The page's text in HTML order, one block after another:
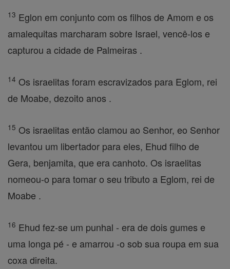
13 Eglon em conjunto com os filhos de Amom e os
amalequitas marcharam sobre Israel, vencê-los e
capturou a cidade de Palmeiras .
14 Os israelitas foram escravizados para Eglom, rei
de Moabe, dezoito anos .
15 Os israelitas então clamou ao Senhor, eo Senhor
levantou um libertador para eles, Ehud filho de
Gera, benjamita, que era canhoto. Os israelitas
nomeou-o para tomar o seu tributo a Eglom, rei de
Moabe .
16 Ehud fez-se um punhal - era de dois gumes e
uma longa pé - e amarrou -o sob sua roupa em sua
coxa direita.